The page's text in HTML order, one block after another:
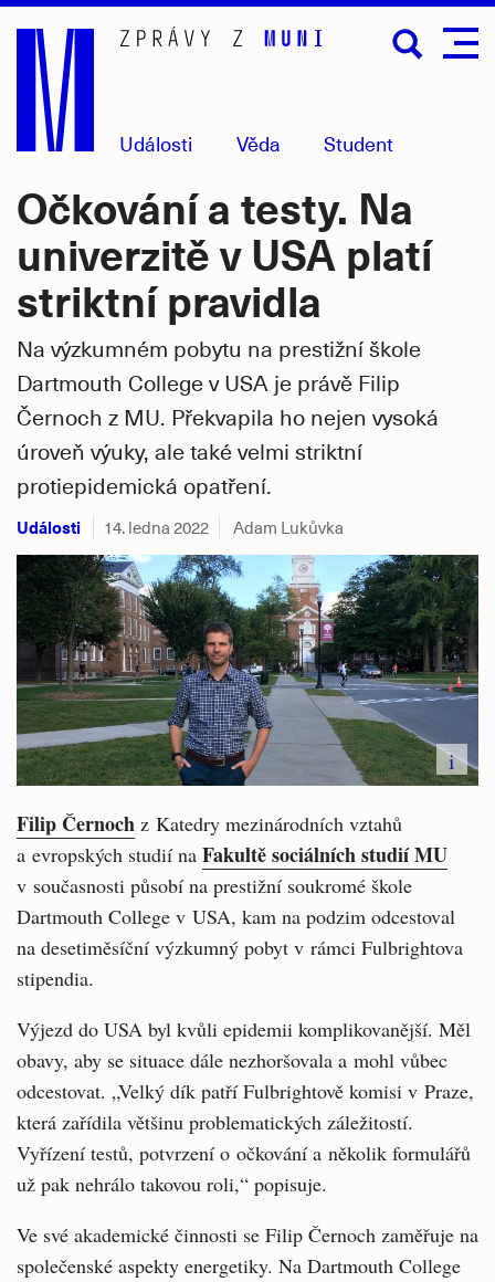
Přejít
hlavní
obsah
Události Věda Student
Očkování a testy. Na
univerzitě v USA platí
striktní pravidla
Na výzkumném pobytu na prestižní škole
Dartmouth College v USA je právě Filip
Černoch z MU. Překvapila ho nejen vysoká
úroveň výuky, ale také velmi striktní
protiepidemická opatření.
Události 14. ledna 2022 Adam Lukůvka
i
Filip Černoch z Katedry mezinárodních vztahů
a evropských studií na Fakultě sociálních studií MU
v současnosti působí na prestižní soukromé škole
Dartmouth College v USA, kam na podzim odcestoval
na desetiměsíční výzkumný pobyt v rámci Fulbrightova
stipendia.
Výjezd do USA byl kvůli epidemii komplikovanější. Měl
obavy, aby se situace dále nezhoršovala a mohl vůbec
odcestovat. „Velký dík patří Fulbrightově komisi v Praze,
která zařídila většinu problematických záležitostí.
Vyřízení testů, potvrzení o očkování a několik formulářů
už pak nehrálo takovou roli,“ popisuje.
Ve své akademické činnosti se Filip Černoch zaměřuje na
společenské aspekty energetiky. Na Dartmouth College